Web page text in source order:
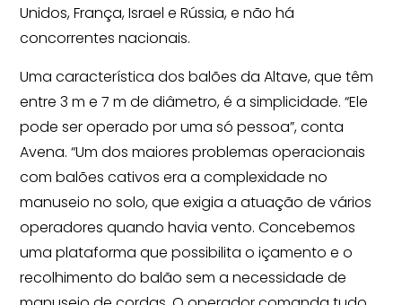
Unidos, França, Israel e Rússia, e não há
concorrentes nacionais.
Uma característica dos balões da Altave, que têm
entre 3 m e 7 m de diâmetro, é a simplicidade. “Ele
pode ser operado por uma só pessoa”, conta
Avena. “Um dos maiores problemas operacionais
com balões cativos era a complexidade no
manuseio no solo, que exigia a atuação de vários
operadores quando havia vento. Concebemos
uma plataforma que possibilita o içamento e o
recolhimento do balão sem a necessidade de